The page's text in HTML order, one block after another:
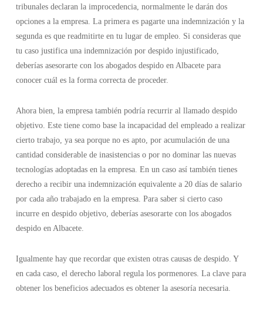
tribunales declaran la improcedencia, normalmente le darán dos
opciones a la empresa. La primera es pagarte una indemnización y la
segunda es que readmitirte en tu lugar de empleo. Si consideras que
tu caso justifica una indemnización por despido injustificado,
deberías asesorarte con los abogados despido en Albacete para
conocer cuál es la forma correcta de proceder.
Ahora bien, la empresa también podría recurrir al llamado despido
objetivo. Este tiene como base la incapacidad del empleado a realizar
cierto trabajo, ya sea porque no es apto, por acumulación de una
cantidad considerable de inasistencias o por no dominar las nuevas
tecnologías adoptadas en la empresa. En un caso así también tienes
derecho a recibir una indemnización equivalente a 20 días de salario
por cada año trabajado en la empresa. Para saber si cierto caso
incurre en despido objetivo, deberías asesorarte con los abogados
despido en Albacete.
Igualmente hay que recordar que existen otras causas de despido. Y
en cada caso, el derecho laboral regula los pormenores. La clave para
obtener los beneficios adecuados es obtener la asesoría necesaria.